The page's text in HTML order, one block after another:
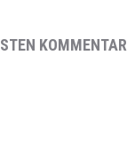
KOMMENTAR